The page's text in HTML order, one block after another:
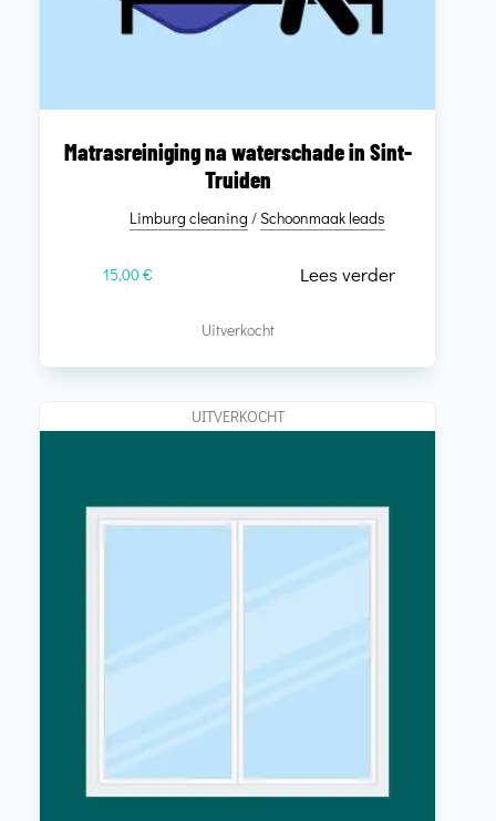
Matrasreiniging na waterschade in Sint-
Truiden
Limburg cleaning /Schoonmaak leads
15,00€ Lees verder
Uitverkocht
UITVERKOCHT